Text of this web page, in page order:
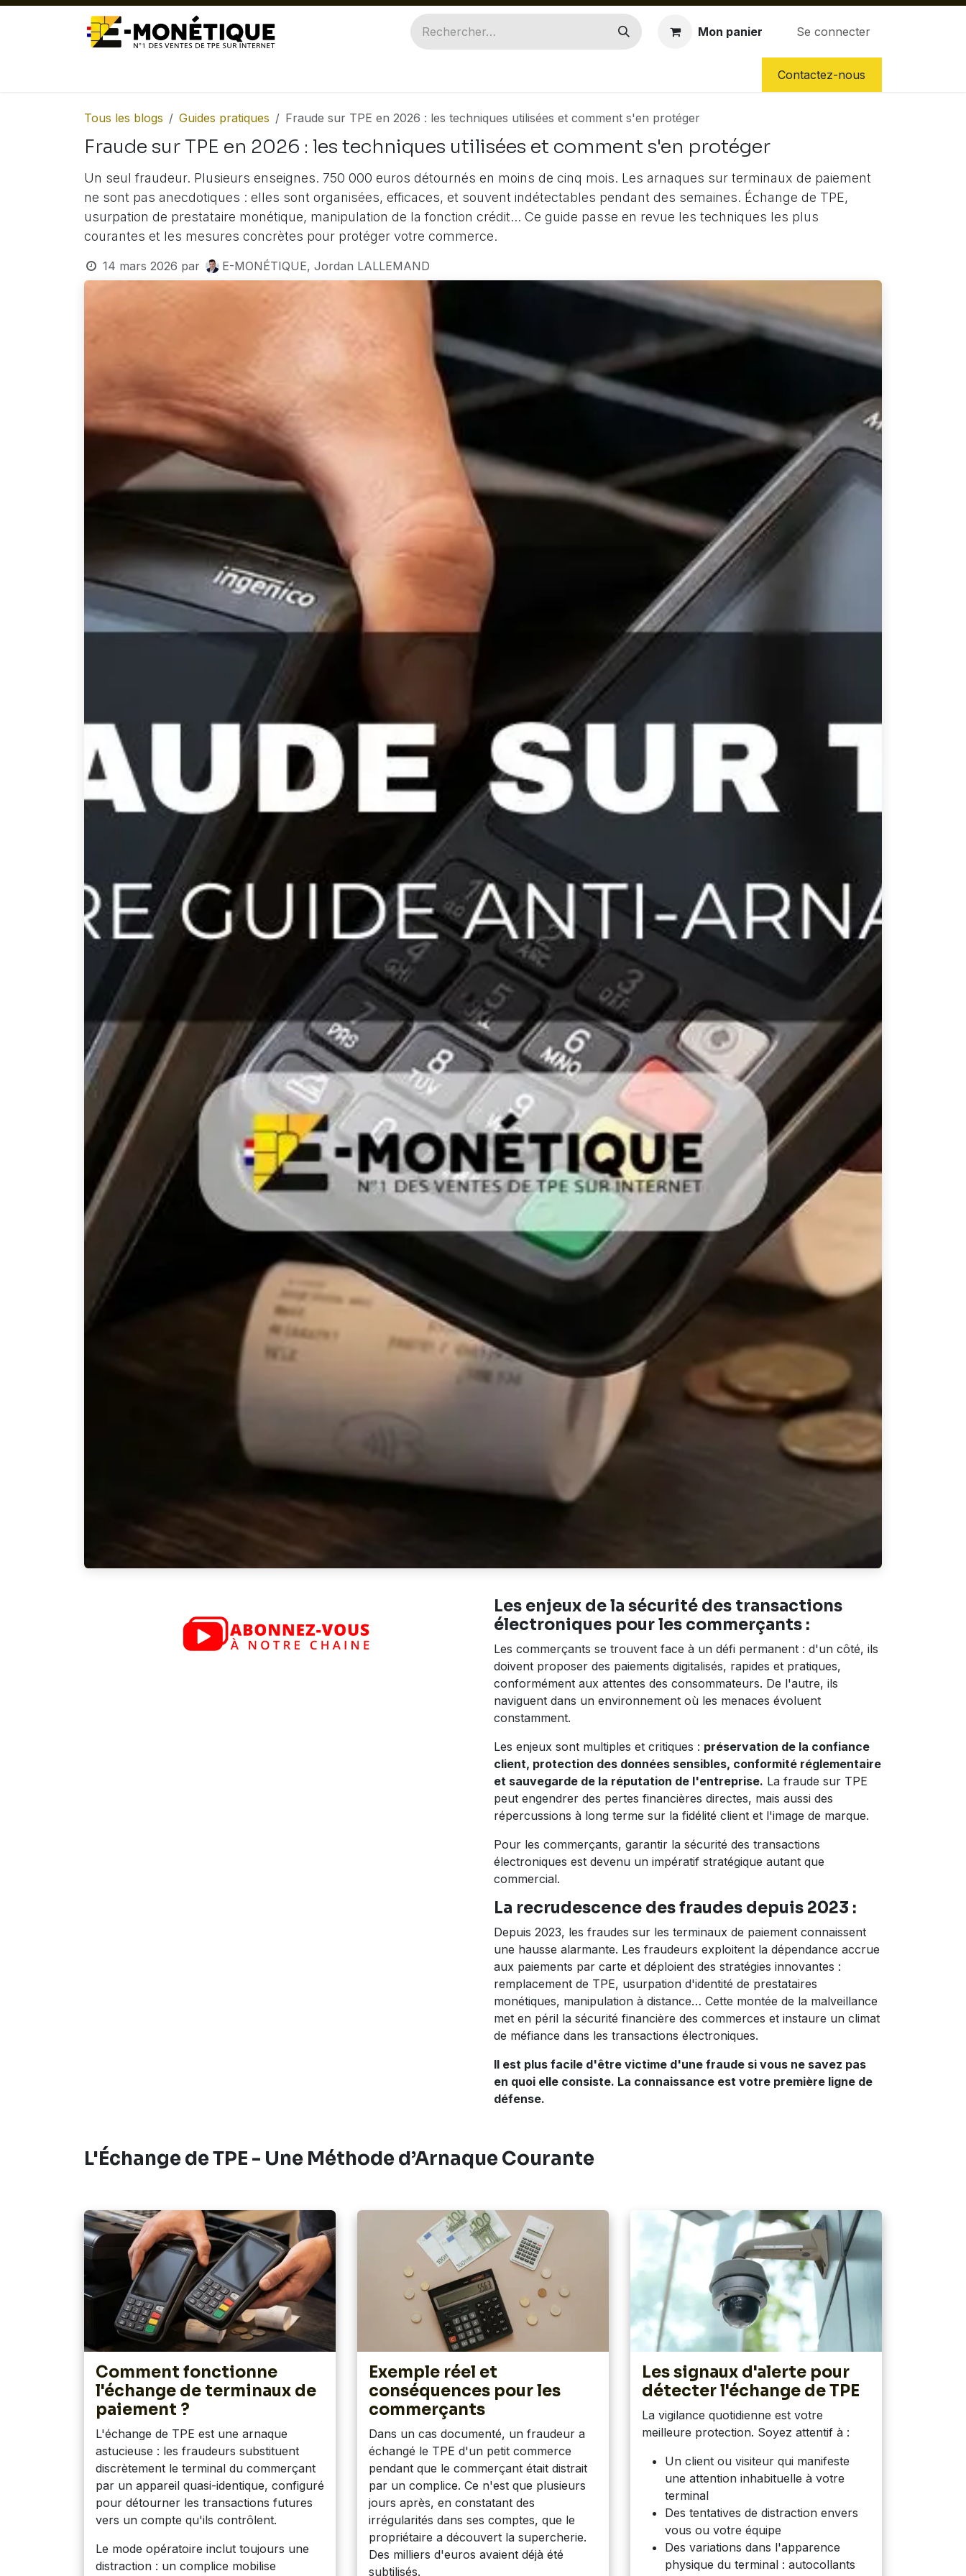
Se rendre au contenu
Mon panier
Se connecter
NOS SERVICES
Contactez-nous
Tous les blogs Guides pratiques Fraude sur TPE en 2026 : les techniques utilisées et comment s'en protéger
Fraude sur TPE en 2026 : les techniques utilisées et comment s'en protéger
Un seul fraudeur. Plusieurs enseignes. 750 000 euros détournés en moins de cinq mois. Les arnaques sur terminaux de paiement
ne sont pas anecdotiques : elles sont organisées, efficaces, et souvent indétectables pendant des semaines. Échange de TPE,
usurpation de prestataire monétique, manipulation de la fonction crédit... Ce guide passe en revue les techniques les plus
courantes et les mesures concrètes pour protéger votre commerce.
14 mars 2026 par E-MONÉTIQUE, Jordan LALLEMAND
Les enjeux de la sécurité des transactions
électroniques pour les commerçants :
Les commerçants se trouvent face à un défi permanent : d'un côté, ils
doivent proposer des paiements digitalisés, rapides et pratiques,
conformément aux attentes des consommateurs. De l'autre, ils
naviguent dans un environnement où les menaces évoluent
constamment.
Les enjeux sont multiples et critiques : préservation de la confiance
client, protection des données sensibles, conformité réglementaire
et sauvegarde de la réputation de l'entreprise. La fraude sur TPE
peut engendrer des pertes financières directes, mais aussi des
répercussions à long terme sur la fidélité client et l'image de marque.
Pour les commerçants, garantir la sécurité des transactions
électroniques est devenu un impératif stratégique autant que
commercial.
La recrudescence des fraudes depuis 2023 :
Depuis 2023, les fraudes sur les terminaux de paiement connaissent
une hausse alarmante. Les fraudeurs exploitent la dépendance accrue
aux paiements par carte et déploient des stratégies innovantes :
remplacement de TPE, usurpation d'identité de prestataires
monétiques, manipulation à distance… Cette montée de la malveillance
met en péril la sécurité financière des commerces et instaure un climat
de méfiance dans les transactions électroniques.
Il est plus facile d'être victime d'une fraude si vous ne savez pas
en quoi elle consiste. La connaissance est votre première ligne de
défense.
L'Échange de TPE - Une Méthode d’Arnaque Courante
Comment fonctionne
l'échange de terminaux de
paiement ?
L'échange de TPE est une arnaque
astucieuse : les fraudeurs substituent
discrètement le terminal du commerçant
par un appareil quasi-identique, configuré
pour détourner les transactions futures
vers un compte qu'ils contrôlent.
Le mode opératoire inclut toujours une
distraction : un complice mobilise
Exemple réel et
conséquences pour les
commerçants
Dans un cas documenté, un fraudeur a
échangé le TPE d'un petit commerce
pendant que le commerçant était distrait
par un complice. Ce n'est que plusieurs
jours après, en constatant des
irrégularités dans ses comptes, que le
propriétaire a découvert la supercherie.
Des milliers d'euros avaient déjà été
subtilisés.
Les signaux d'alerte pour
détecter l'échange de TPE
La vigilance quotidienne est votre
meilleure protection. Soyez attentif à :
Un client ou visiteur qui manifeste
une attention inhabituelle à votre
terminal
Des tentatives de distraction envers
vous ou votre équipe
Des variations dans l'apparence
physique du terminal : autocollants